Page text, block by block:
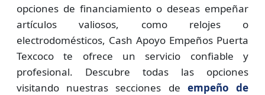
opciones de financiamiento o deseas empeñar
artículos valiosos, como relojes o
electrodomésticos, Cash Apoyo Empeños Puerta
Texcoco te ofrece un servicio confiable y
profesional. Descubre todas las opciones
visitando nuestras secciones de empeño de